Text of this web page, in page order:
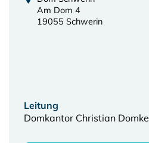
Am Dom 4
19055 Schwerin
Leitung
Domkantor Christian Domke